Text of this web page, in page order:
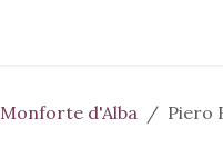
Monforte d'Alba Piero